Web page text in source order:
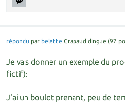
répondu par belette Crapaud dingue (97
Je vais donner un exemple du
fictif):
J'ai un boulot prenant, peu de